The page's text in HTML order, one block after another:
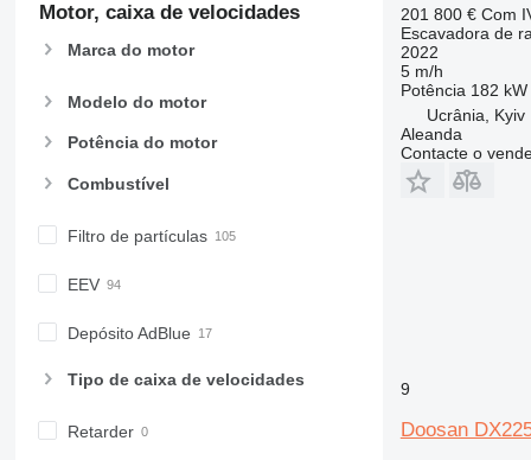
Motor, caixa de velocidades
Marca do motor
Modelo do motor
Potência do motor
Combustível
Filtro de partículas
EEV
Depósito AdBlue
Tipo de caixa de velocidades
Retarder
201 800 € Com
Escavadora de
2022
5 m/h
Potência 182
Ucrânia, Kyiv
Aleanda
Contacte o
9
Doosan